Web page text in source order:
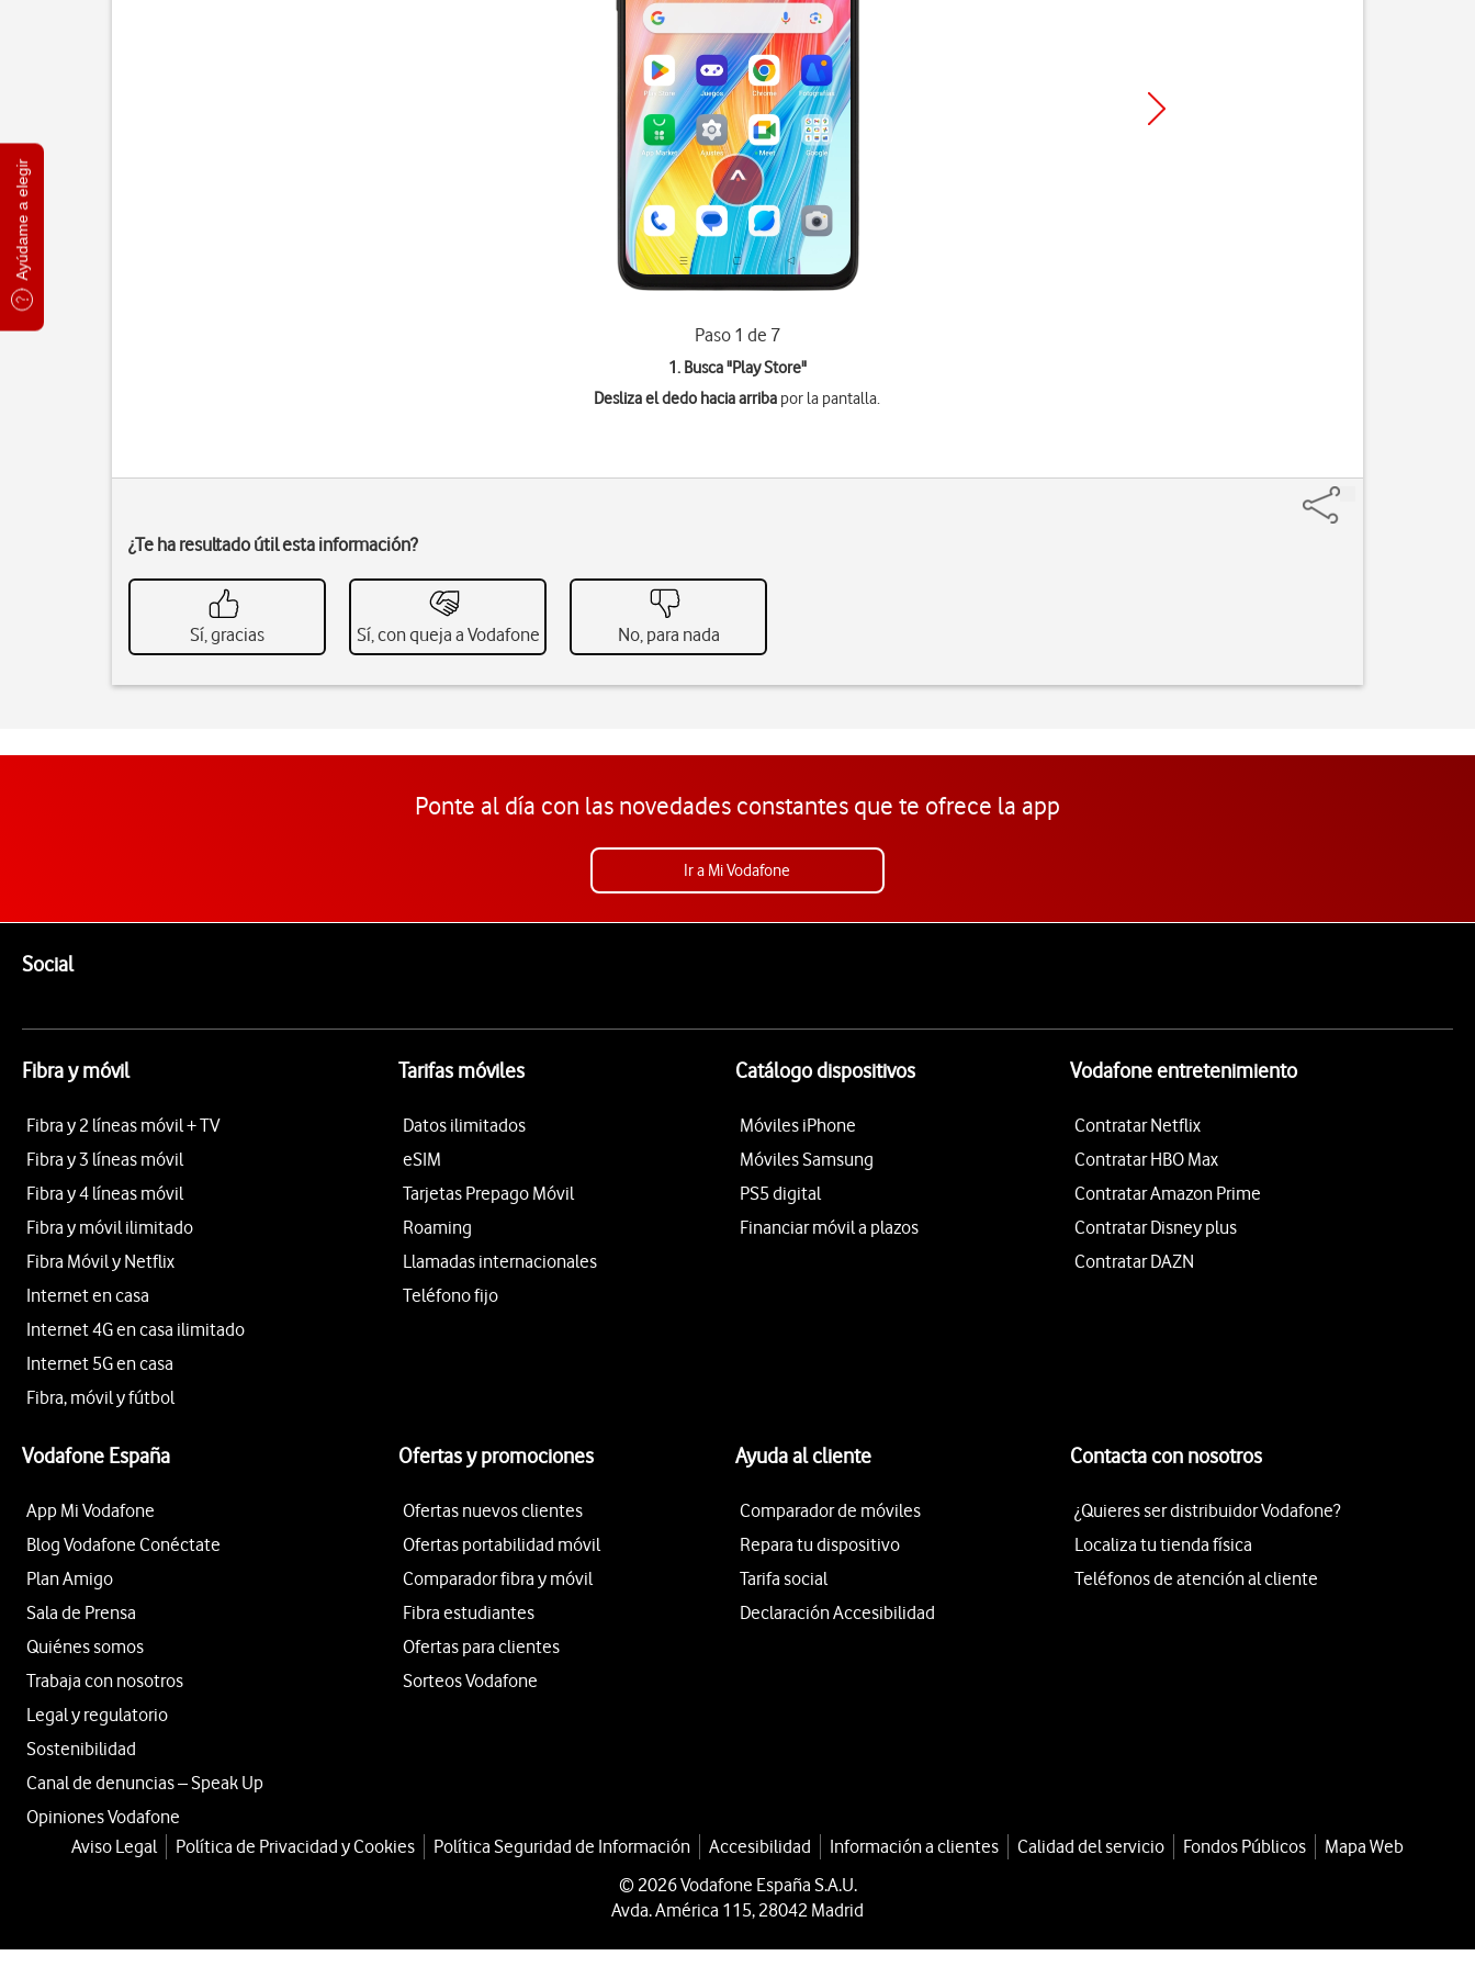
Ayúdame a elegir
Paso 1 de 7
1. Busca "Play Store"
Desliza el dedo hacia arriba por la pantalla.
¿Te ha resultado útil esta información?
Sí, gracias Sí, con queja a Vodafone No, para nada
Ponte al día con las novedades constantes que te ofrece la app
Ir a Mi Vodafone
SocialEnlaces a las redes sociales de Vodafone
Fibra y móvil
Fibra y 2 líneas móvil + TV
Fibra y 3 líneas móvil
Fibra y 4 líneas móvil
Fibra y móvil ilimitado
Fibra Móvil y Netflix
Internet en casa
Internet 4G en casa ilimitado
Internet 5G en casa
Fibra, móvil y fútbol
Tarifas móviles
Datos ilimitados
eSIM
Tarjetas Prepago Móvil
Roaming
Llamadas internacionales
Teléfono fijo
Catálogo dispositivos
Móviles iPhone
Móviles Samsung
PS5 digital
Financiar móvil a plazos
Vodafone entretenimiento
Contratar Netflix
Contratar HBO Max
Contratar Amazon Prime
Contratar Disney plus
Contratar DAZN
Vodafone España
App Mi Vodafone
Blog Vodafone Conéctate
Plan Amigo
Sala de Prensa
Quiénes somos
Trabaja con nosotros
Legal y regulatorio
Sostenibilidad
Canal de denuncias – Speak Up
Opiniones Vodafone
Ofertas y promociones
Ofertas nuevos clientes
Ofertas portabilidad móvil
Comparador fibra y móvil
Fibra estudiantes
Ofertas para clientes
Sorteos Vodafone
Ayuda al cliente
Comparador de móviles
Repara tu dispositivo
Tarifa social
Declaración Accesibilidad
Contacta con nosotros
¿Quieres ser distribuidor Vodafone?
Localiza tu tienda física
Teléfonos de atención al cliente
Aviso Legal Política de Privacidad y Cookies Política Seguridad de Información Accesibilidad Información a clientes Calidad del servicio Fondos Públicos
Mapa Web
© 2026 Vodafone España S.A.U.
Avda. América 115, 28042 Madrid